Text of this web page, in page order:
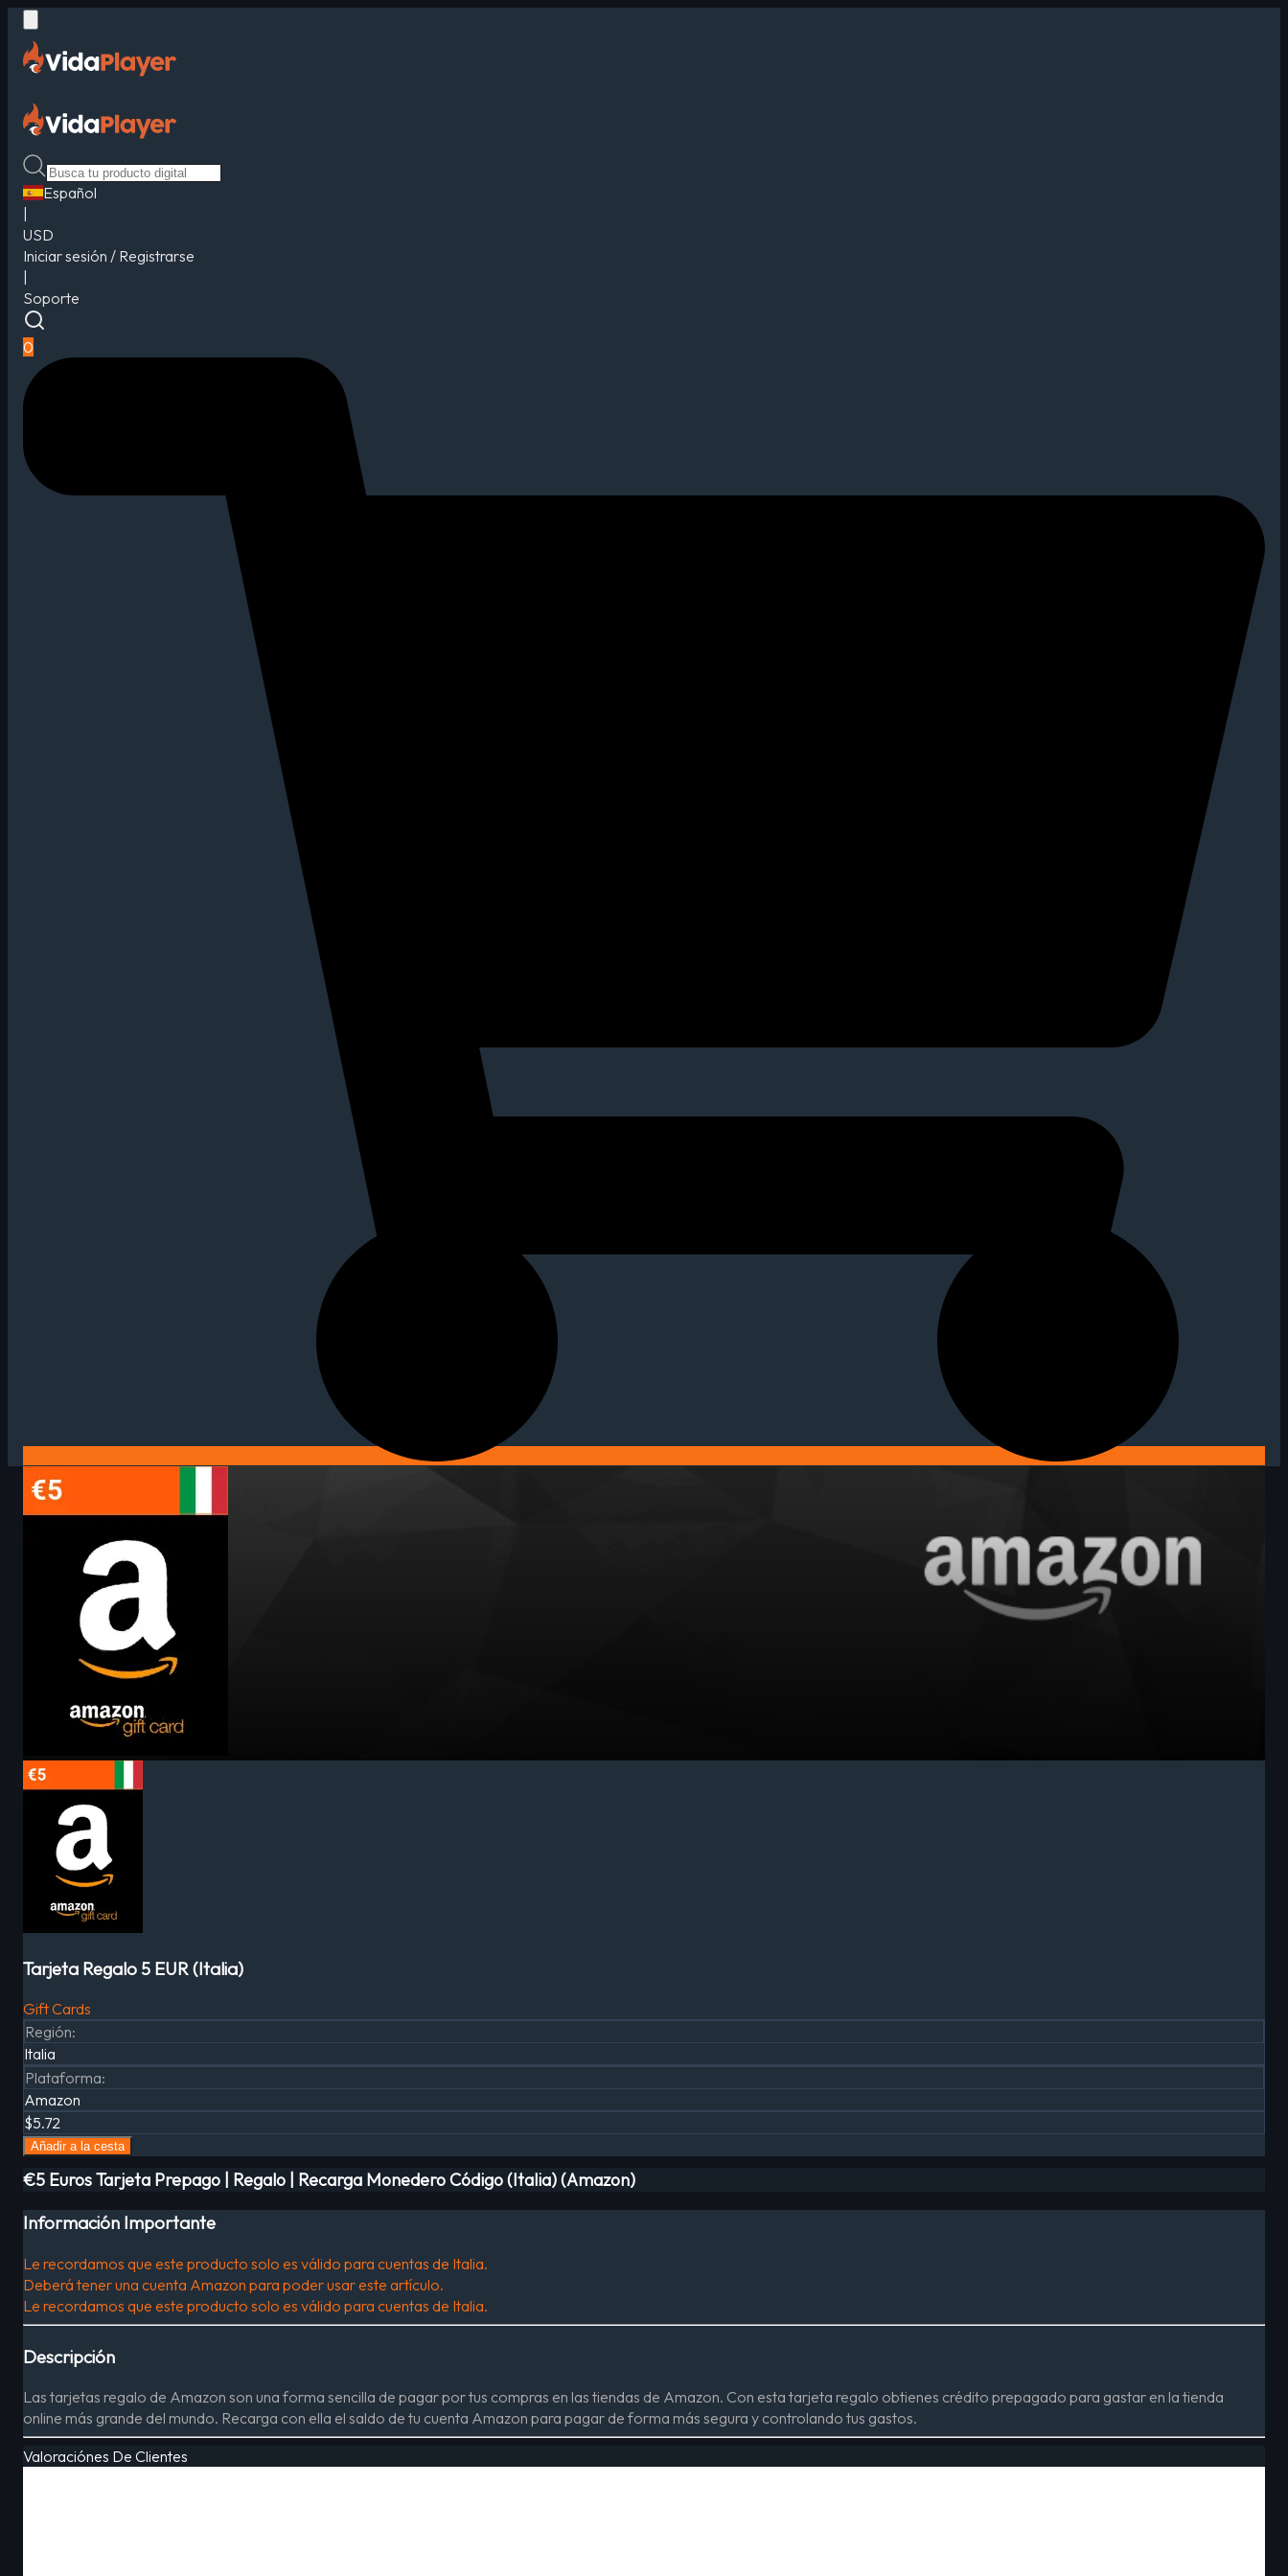
Español
USD
Iniciar sesión / Registrarse
Soporte
0
Tarjeta Regalo 5 EUR (Italia)
Gift Cards
Región:
Italia
Plataforma:
Amazon
$5.72
Añadir a la cesta
€5 Euros Tarjeta Prepago | Regalo | Recarga Monedero Código (Italia) (Amazon)
Información Importante
Le recordamos que este producto solo es válido para cuentas de Italia.
Deberá tener una cuenta Amazon para poder usar este artículo.
Le recordamos que este producto solo es válido para cuentas de Italia.
Descripción
Las tarjetas regalo de Amazon son una forma sencilla de pagar por tus compras en las tiendas de Amazon. Con esta tarjeta regalo obtienes crédito prepagado para gastar en la tienda
online más grande del mundo. Recarga con ella el saldo de tu cuenta Amazon para pagar de forma más segura y controlando tus gastos.
Valoraciónes De Clientes